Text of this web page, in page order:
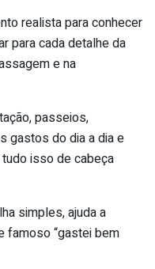
realista para conhecer
para cada detalhe da
e na
passeios,
gastos do dia a dia e
isso de cabeça
simples, ajuda a
famoso “gastei bem